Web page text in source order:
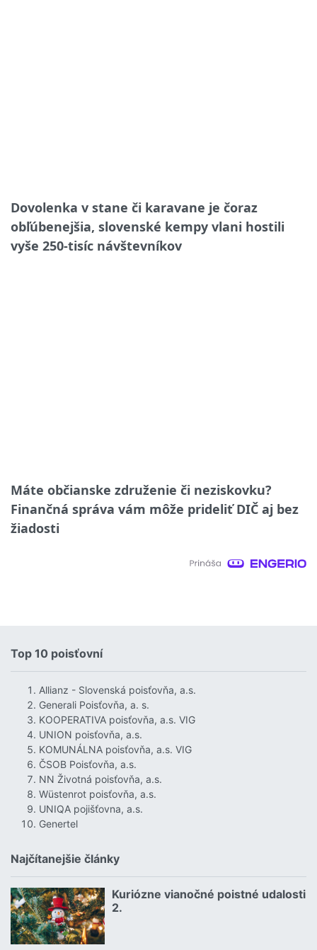
Dovolenka v stane či karavane je čoraz
obľúbenejšia, slovenské kempy vlani hostili
vyše 250-tisíc návštevníkov
Máte občianske združenie či neziskovku?
Finančná správa vám môže prideliť DIČ aj bez
žiadosti
Top 10 poisťovní
Allianz - Slovenská poisťovňa, a.s.
Generali Poisťovňa, a. s.
KOOPERATIVA poisťovňa, a.s. VIG
UNION poisťovňa, a.s.
KOMUNÁLNA poisťovňa, a.s. VIG
ČSOB Poisťovňa, a.s.
NN Životná poisťovňa, a.s.
Wüstenrot poisťovňa, a.s.
UNIQA pojišťovna, a.s.
Genertel
Najčítanejšie články
Kuriózne vianočné poistné udalosti
2.
18.12.2024 | | redakcia